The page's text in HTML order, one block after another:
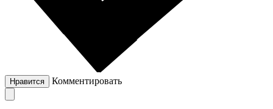
Нравится Комментировать